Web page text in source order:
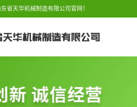
省天华机械制造有限公司官网！